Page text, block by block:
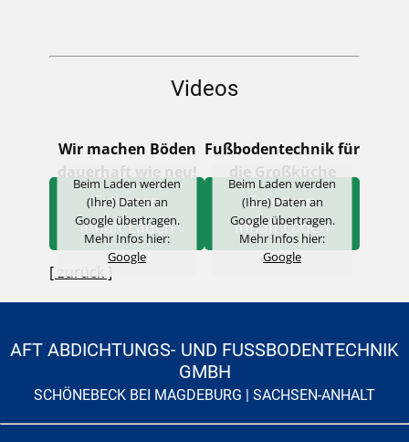
Videos
Wir machen Böden
dauerhaft wie neu!
Externen
Inhalt Laden
Beim Laden werden
(Ihre) Daten an
Google übertragen.
Mehr Infos hier:
Google
[ zurück ]
Fußbodentechnik für
die Großküche
Externen
Inhalt Laden
Beim Laden werden
(Ihre) Daten an
Google übertragen.
Mehr Infos hier:
Google
AFT ABDICHTUNGS- UND FUSSBODENTECHNIK G
MBH
SCHÖNEBECK BEI MAGDEBURG | SACHSEN-ANHALT